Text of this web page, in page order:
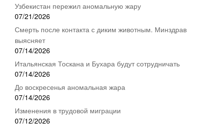
Узбекистан пережил аномальную жару
07/21/2026
Смерть после контакта с диким животным. Минздрав
выясняет
07/14/2026
Итальянская Тоскана и Бухара будут сотрудничать
07/14/2026
До воскресенья аномальная жара
07/14/2026
Изменения в трудовой миграции
07/12/2026